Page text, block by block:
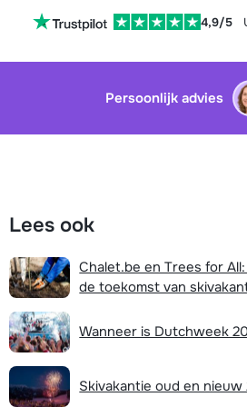
4,9/5
Persoonlijk advies
is op dit moment helaas
Vul het contactformulier in
Mail naar info@chalet.be
Stuur een WhatsApp-bericht
zoekopdrachten
Nog geen bewaarde
Lees ook
Chalet.be en Trees for
de toekomst van
Wanneer is Dutchweek
Skivakantie oud en